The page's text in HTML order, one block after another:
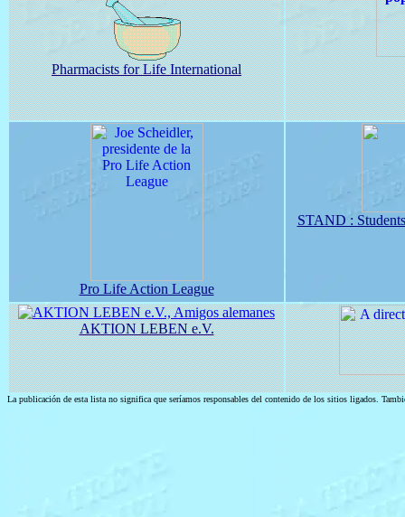
Pharmacists for Life International
Pro Life Action League
STAND :
AKTION LEBEN e.V.
La publicación de esta lista no significa que seríamos responsables del contenido de los sitios ligados.